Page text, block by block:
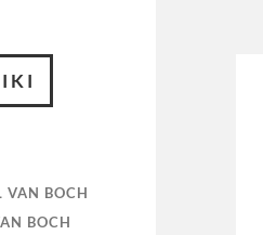
VAN BOCH
BOCH